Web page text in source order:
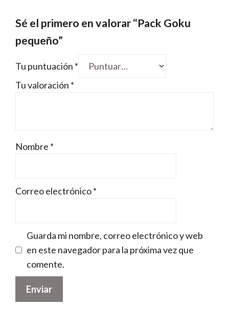
Sé el primero en valorar “Pack Goku
pequeño”
Tu puntuación *
Tu valoración *
Nombre *
Correo electrónico*
Guarda mi nombre, correo electrónico y web
en este navegador para la próxima vez que
comente.